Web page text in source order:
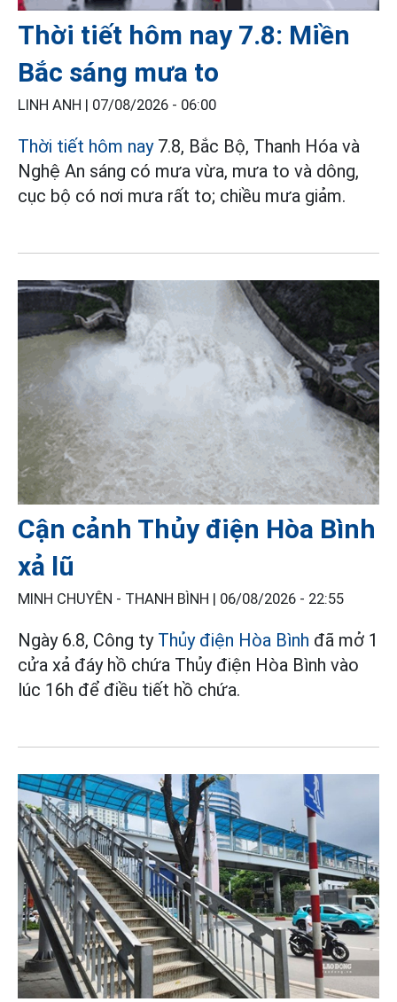
Thời tiết hôm nay 7.8: Miền
Bắc sáng mưa to
LINH ANH | 07/08/2026 - 06:00
Thời tiết hôm nay7.8, Bắc Bộ, Thanh Hóa và
Nghệ An sáng có mưa vừa, mưa to và dông,
cục bộ có nơi mưa rất to; chiều mưa giảm.
Cận cảnh Thủy điện Hòa Bình
xả lũ
MINH CHUYÊN - THANH BÌNH | 06/08/2026 - 22:55
Ngày 6.8, Công ty Thủy điện Hòa Bình đã mở 1
cửa xả đáy hồ chứa Thủy điện Hòa Bình vào
lúc 16h để điều tiết hồ chứa.